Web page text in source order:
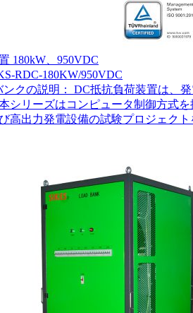
180kW、950VDC
RDC-180KW/950VDC
ンクの説明： DC抵抗負荷装置は、
シリーズはコンピュータ制御方式
高出力発電設備の試験プロジェク